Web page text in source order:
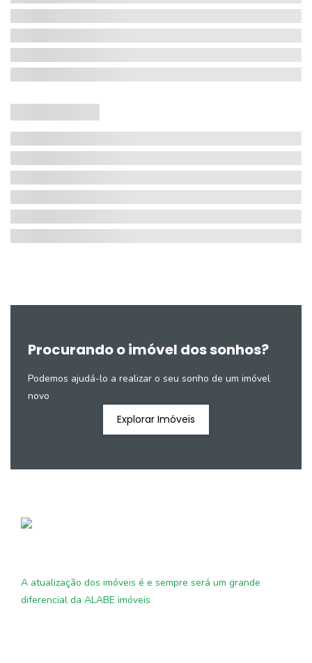
Procurando o imóvel dos sonhos?
Podemos ajudá-lo a realizar o seu sonho de um imóvel
novo
Explorar Imóveis
A atualização dos imóveis é e sempre será um grande
diferencial da ALABE imóveis